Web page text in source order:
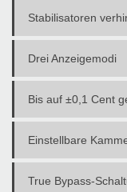
Stabilisatoren
Drei Anzeigemodi
Bis auf ±0,1 Cent
Einstellbare
True Bypass-